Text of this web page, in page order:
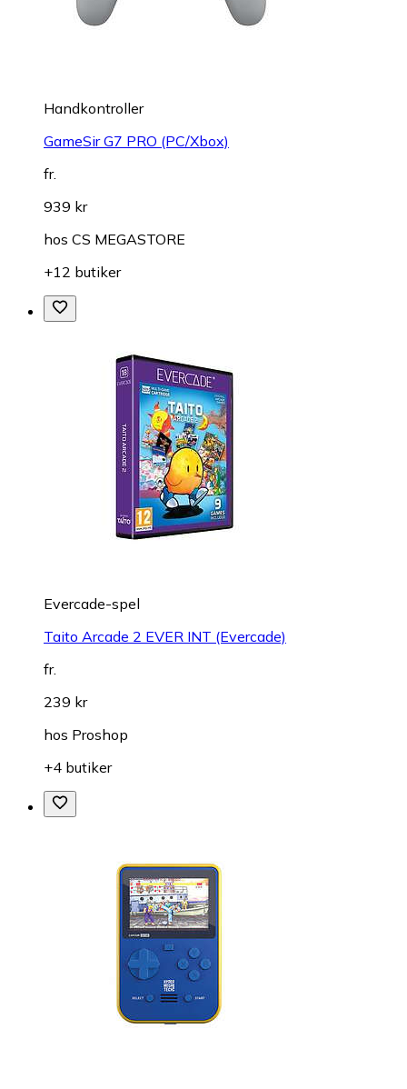
Handkontroller
GameSir G7 PRO (PC/Xbox)
fr.
939 kr
hos CS MEGASTORE
+12 butiker
Evercade-spel
Taito Arcade 2 EVER INT (Evercade)
fr.
239 kr
hos Proshop
+4 butiker